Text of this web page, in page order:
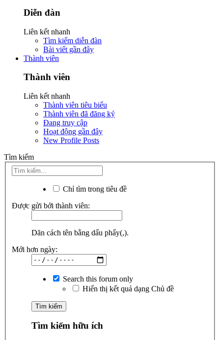
Diễn đàn
Liên kết nhanh
Tìm kiếm diễn đàn
Bài viết gần đây
Thành viên
Thành viên
Liên kết nhanh
Thành viên tiêu biểu
Thành viên đã đăng ký
Đang truy cập
Hoạt động gần đây
New Profile Posts
Tìm kiếm
Chỉ tìm trong tiêu đề
Được gửi bởi thành viên:
Dãn cách tên bằng dấu phẩy(,).
Mới hơn ngày:
Search this forum only
Hiển thị kết quả dạng Chủ đề
Tìm kiếm hữu ích